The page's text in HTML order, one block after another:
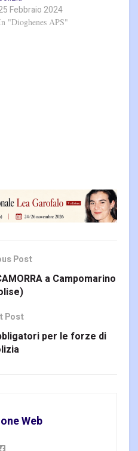
Febbraio 2024
"Dioghenes APS"
Post
a Campomarino
Post
per le forze di
Web